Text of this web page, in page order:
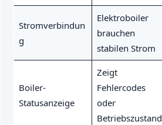
Stromverbindun
g
Elektroboiler
brauchen
stabilen Strom
Boiler-
Statusanzeige
Zeigt
Fehlercodes
oder
Betriebszustand